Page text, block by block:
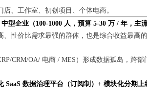
店、工作室、初创项目、个体电商。
型企业（100-1000 人，预算 5-30 万 / 年，主
、性价比需求最强的群体，也是综合收益最高
CRM/OA/ 电商 / MES）形成数据孤岛，跨
SaaS 数据治理平台（订阅制）+ 模块化分期